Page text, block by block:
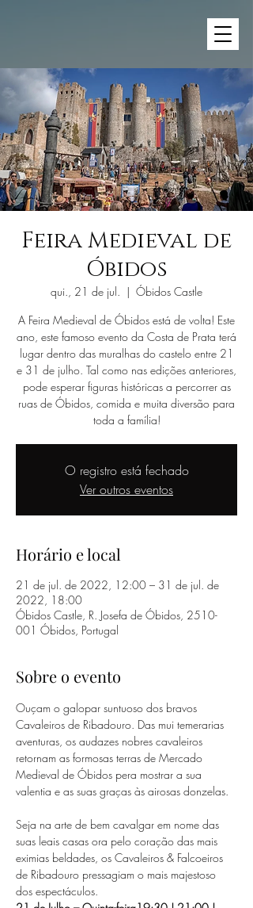
Feira Medieval de
Óbidos
qui., 21 de jul.
  |
Óbidos Castle
A Feira Medieval de Óbidos está de volta! Este
ano, este famoso evento da Costa de Prata terá
lugar dentro das muralhas do castelo entre 21
e 31 de julho. Tal como nas edições anteriores,
pode esperar figuras históricas a percorrer as
ruas de Óbidos, comida e muita diversão para
toda a família!
O registro está fechado
Ver outros eventos
Horário e local
21 de jul. de 2022, 12:00 – 31 de jul. de
2022, 18:00
Óbidos Castle, R. Josefa de Óbidos, 2510-
001 Óbidos, Portugal
Sobre o evento
Ouçam o galopar suntuoso dos bravos
Cavaleiros de Ribadouro. Das mui temerarias
aventuras, os audazes nobres cavaleiros
retornam as formosas terras de Mercado
Medieval de Óbidos pera mostrar a sua
valentia e as suas graças às airosas donzelas.
Seja na arte de bem cavalgar em nome das
suas leais casas ora pelo coração das mais
eximias beldades, os Cavaleiros & Falcoeiros
de Ribadouro pressagiam o mais majestoso
dos espectáculos.